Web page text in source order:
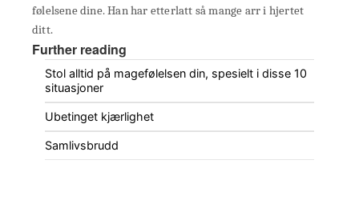
følelsene dine. Han har etterlatt så mange arr i hjertet
ditt.
Further reading
Stol alltid på magefølelsen din, spesielt i disse 10
situasjoner
Ubetinget kjærlighet
Samlivsbrudd